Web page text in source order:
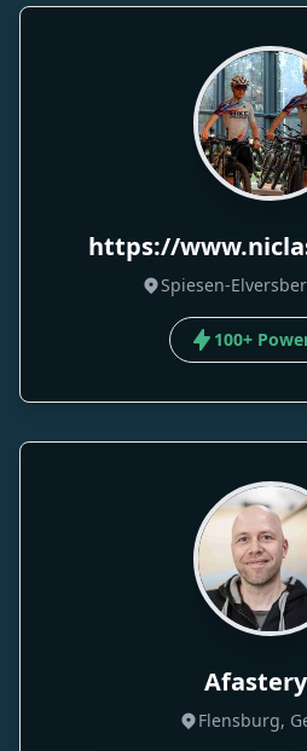
https://
Spiesen-
100+
Flensburg,